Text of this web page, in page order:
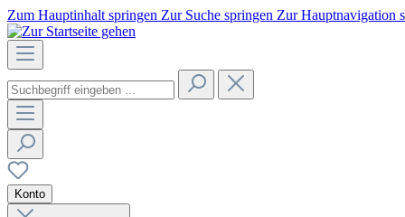
Zum Hauptinhalt springen Zur Suche springen Zur Hauptnavigation
Konto